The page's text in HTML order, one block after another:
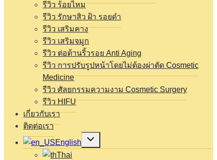
รีวิว ร้อยไหม
รีวิว รักษาสิว ฝ้า รอยดำ
รีวิว เสริมคาง
รีวิว เสริมจมูก
รีวิว ต่อต้านริ้วรอย Anti Aging
รีวิว การปรับรูปหน้าโดยไม่ต้องผ่าตัด Cosmetic
Medicine
รีวิว ศัลยกรรมความงาม Cosmetic Surgery
รีวิว HIFU
เกี่ยวกับเรา
ติดต่อเรา
English
Expand
menu
Thai